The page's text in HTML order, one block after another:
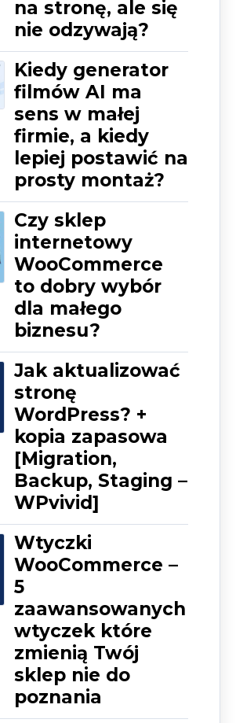
na stronę, ale się
nie odzywają?
Kiedy generator
filmów AI ma
sens w małej
firmie, a kiedy
lepiej postawić na
prosty montaż?
Czy sklep
internetowy
WooCommerce
to dobry wybór
dla małego
biznesu?
Jak aktualizować
stronę
WordPress? +
kopia zapasowa
[Migration,
Backup, Staging –
WPvivid]
Wtyczki
WooCommerce –
5
zaawansowanych
wtyczek które
zmienią Twój
sklep nie do
poznania